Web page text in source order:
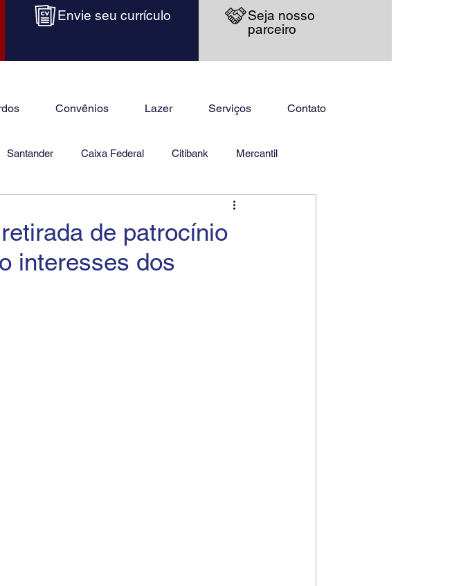
Envie seu currículo
Seja nosso
parceiro
Convênios Lazer Serviços Contato
Santander Caixa Federal Citibank Mercantil
de patrocínio
interesses dos